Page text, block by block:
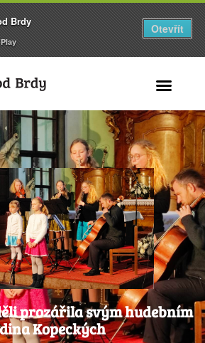
prozářila svým hudebním
Kopeckých
Brdy
Otevřít